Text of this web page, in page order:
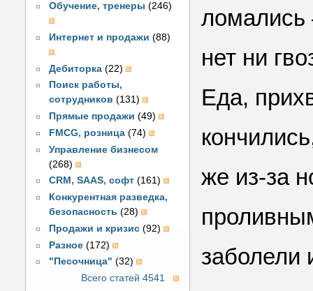
Обучение, тренеры (246)
Интернет и продажи (88)
Дебиторка (22)
Поиск работы,
сотрудников (131)
Прямые продажи (49)
FMCG, розница (74)
Управление бизнесом
(268)
CRM, SAAS, софт (161)
Конкурентная разведка,
безопасность (28)
Продажи и кризис (92)
Разное (172)
"Песочница" (32)
Всего статей 4541
ломались
нет ни
Еда,
же из-за
заболели